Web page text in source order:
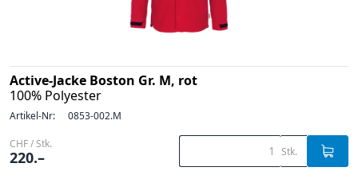
Active-Jacke Boston Gr. M, rot
100% Polyester
Artikel-Nr: 0853-002.M
CHF / Stk.
220.– Stk.